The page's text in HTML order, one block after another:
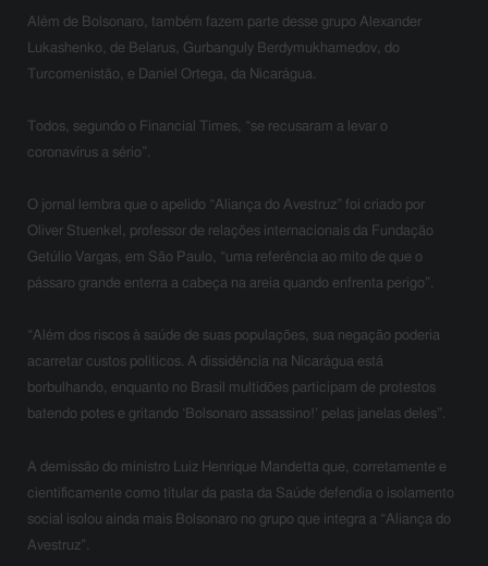
Além de Bolsonaro, também fazem parte desse grupo Alexander
Lukashenko, de Belarus, Gurbanguly Berdymukhamedov, do
Turcomenistão, e Daniel Ortega, da Nicarágua.
Todos, segundo o Financial Times, “se recusaram a levar o
coronavírus a sério”.
O jornal lembra que o apelido “Aliança do Avestruz” foi criado por
Oliver Stuenkel, professor de relações internacionais da Fundação
Getúlio Vargas, em São Paulo, “uma referência ao mito de que o
pássaro grande enterra a cabeça na areia quando enfrenta perigo”.
“Além dos riscos à saúde de suas populações, sua negação poderia
acarretar custos políticos. A dissidência na Nicarágua está
borbulhando, enquanto no Brasil multidões participam de protestos
batendo potes e gritando ‘Bolsonaro assassino!’ pelas janelas deles”.
A demissão do ministro Luiz Henrique Mandetta que, corretamente e
cientificamente como titular da pasta da Saúde defendia o isolamento
social isolou ainda mais Bolsonaro no grupo que integra a “Aliança do
Avestruz”.